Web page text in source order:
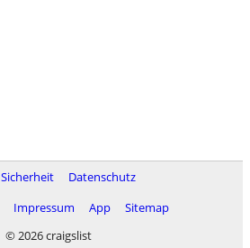
Sicherheit
Datenschutz
Impressum App
Sitemap
© 2026 craigslist